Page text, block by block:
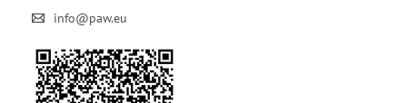
info@paw.eu